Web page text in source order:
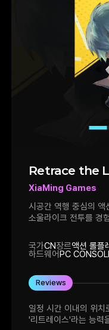
Retrace the
XiaMing Games
시공간 역행 중심의 액
소울라이크 전투를 경
국가CN장르액션 롤플
하드웨어PC
Reviews
일정 시간 이내의 위치
'리트레이스'라는 능력